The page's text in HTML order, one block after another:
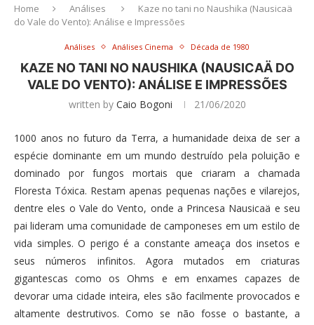
Home Análises
Kaze no tani no Naushika (Nausicaä
do Vale do Vento): Análise e Impressões
Análises Análises Cinema Década de 1980
KAZE NO TANI NO NAUSHIKA (NAUSICAÄ DO
VALE DO VENTO): ANÁLISE E IMPRESSÕES
written by Caio Bogoni 21/06/2020
1000 anos no futuro da Terra, a humanidade deixa de ser a
espécie dominante em um mundo destruído pela poluição e
dominado por fungos mortais que criaram a chamada
Floresta Tóxica. Restam apenas pequenas nações e vilarejos,
dentre eles o Vale do Vento, onde a Princesa Nausicaä e seu
pai lideram uma comunidade de camponeses em um estilo de
vida simples. O perigo é a constante ameaça dos insetos e
seus números infinitos. Agora mutados em criaturas
gigantescas como os Ohms e em enxames capazes de
devorar uma cidade inteira, eles são facilmente provocados e
altamente destrutivos. Como se não fosse o bastante, a